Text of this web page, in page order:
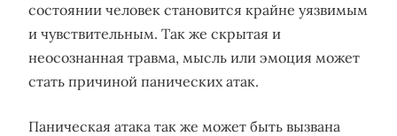
состоянии человек становится крайне уязвимым
и чувствительным. Так же скрытая и
неосознанная травма, мысль или эмоция может
стать причиной панических атак.
Паническая атака так же может быть вызвана